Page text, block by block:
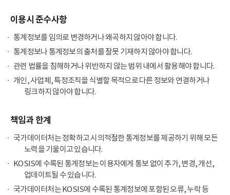
이용시 준수사항
통계정보를 임의로 변경하거나 왜곡하지 않아야 합니다.
통계정보나 통계정보의 출처를 잘못 기재하지 않아야 합니다.
관련 법률을 침해하거나 위반하지 않는 범위 내에서 활용해야 합니다.
개인, 사업체, 특정조직을 식별할 목적으로 다른 정보와 연결하거나
링크하지 않아야 합니다.
책임과 한계
국가데이터처는 정확하고 시의적절한 통계정보를 제공하기 위해 모든
노력을 기울이고 있습니다.
KOSIS에 수록된 통계정보는 이용자에게 통보 없이 추가, 변경, 개선,
업데이트될 수 있습니다.
국가데이터처는 KOSIS에 수록된 통계정보에 포함된 오류, 누락 등